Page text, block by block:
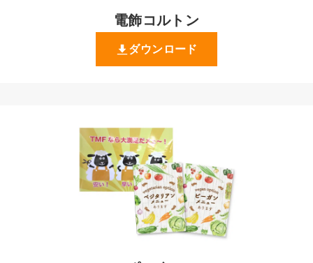
電飾コルトン
ダウンロード